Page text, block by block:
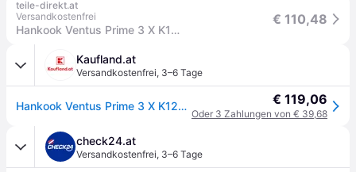
teile-direkt.at
Versandkostenfrei
Hankook Ventus Prime 3 X K125 235/60 R18 107V PKW Sommerreifen Reifen 1024011
€ 110,48
Kaufland.at
Versandkostenfrei, 3–6 Tage
Hankook Ventus Prime 3 X K125 Sommerreifen 235/60 R18 107V XL Offroad Reifen € 119,06
Oder 3 Zahlungen von € 39,68
check24.at
Versandkostenfrei, 3–6 Tage